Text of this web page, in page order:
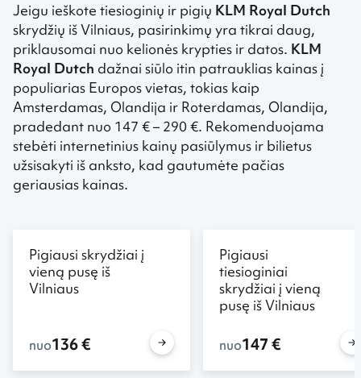
Jeigu ieškote tiesioginių ir pigių KLM Royal Dutch
skrydžių iš Vilniaus, pasirinkimų yra tikrai daug,
priklausomai nuo kelionės krypties ir datos. KLM
Royal Dutch dažnai siūlo itin patrauklias kainas į
populiarias Europos vietas, tokias kaip
Amsterdamas, Olandija ir Roterdamas, Olandija,
pradedant nuo 147 € – 290 €. Rekomenduojama
stebėti internetinius kainų pasiūlymus ir bilietus
užsisakyti iš anksto, kad gautumėte pačias
geriausias kainas.
Pigiausi skrydžiai į
vieną pusę iš
Vilniaus
nuo136 €
Pigiausi
tiesioginiai
skrydžiai į vieną
pusę iš Vilniaus
nuo147 €